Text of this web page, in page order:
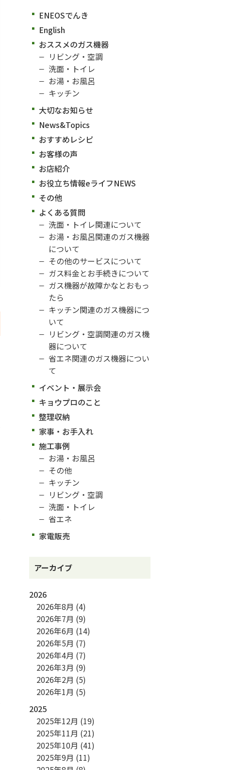
ENEOSでんき
English
おススメのガス機器
リビング・空調
洗面・トイレ
お湯・お風呂
キッチン
大切なお知らせ
News&Topics
おすすめレシピ
お客様の声
お店紹介
お役立ち情報eライフNEWS
その他
よくある質問
洗面・トイレ関連について
お湯・お風呂関連のガス機器
について
その他のサービスについて
ガス料金とお手続きについて
ガス機器が故障かなとおもっ
たら
キッチン関連のガス機器につ
いて
リビング・空調関連のガス機
器について
省エネ関連のガス機器につい
て
イベント・展示会
キョウプロのこと
整理収納
家事・お手入れ
施工事例
お湯・お風呂
その他
キッチン
リビング・空調
洗面・トイレ
省エネ
家電販売
アーカイブ
2026
2026年8月 (4)
2026年7月 (9)
2026年6月 (14)
2026年5月 (7)
2026年4月 (7)
2026年3月 (9)
2026年2月 (5)
2026年1月 (5)
2025
2025年12月 (19)
2025年11月 (21)
2025年10月 (41)
2025年9月 (11)